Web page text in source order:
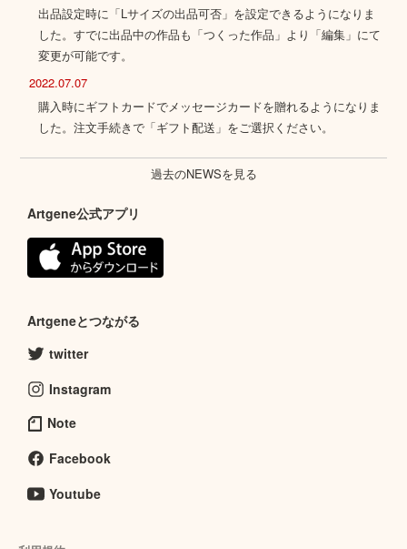
出品設定時に「Lサイズの出品可否」を設定できるようになりま
した。すでに出品中の作品も「つくった作品」より「編集」にて
変更が可能です。
2022.07.07
購入時にギフトカードでメッセージカードを贈れるようになりま
した。注文手続きで「ギフト配送」をご選択ください。
過去のNEWSを見る
Artgene公式アプリ
Artgeneとつながる
twitter
Instagram
Note
Facebook
Youtube